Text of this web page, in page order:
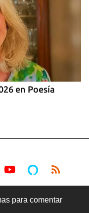
en Poesía
para comentar